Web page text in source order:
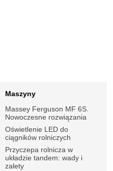
Maszyny
Massey Ferguson MF 6S.
Nowoczesne rozwiązania
Oświetlenie LED do
ciągników rolniczych
Przyczepa rolnicza w
układzie tandem: wady i
zalety